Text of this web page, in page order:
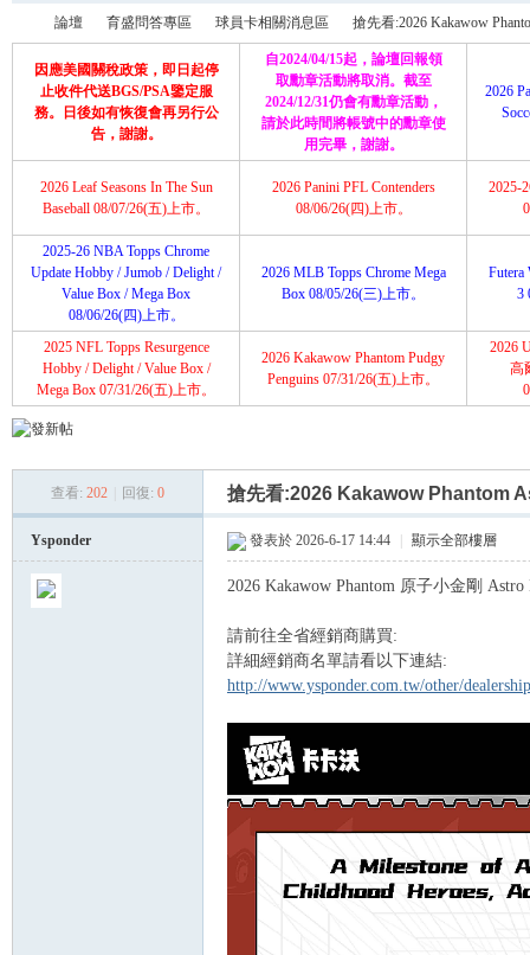
»
論壇
›
育盛問答專區
›
球員卡相關消息區
›
搶先看:2026 Kakawow
因應美國關稅政策，即日起停
止收件代送BGS/PSA鑒定服
務。日後如有恢復會再另行公
告，謝謝。
自2024/04/15起，論壇回報領
取勳章活動將取消。截至
2024/12/31仍會有勳章活動，
請於此時間將帳號中的勳章使
用完畢，謝謝。
2026
2026 Leaf Seasons In The Sun
Baseball 08/07/26(五)上市。
2026 Panini PFL Contenders
08/06/26(四)上市。
2025-
2025-26 NBA Topps Chrome
Update Hobby / Jumob / Delight /
Value Box / Mega Box
08/06/26(四)上市。
2026 MLB Topps Chrome Mega
Box 08/05/26(三)上市。
Futera
3
2025 NFL Topps Resurgence
Hobby / Delight / Value Box /
Mega Box 07/31/26(五)上市。
2026 Kakawow Phantom Pudgy
Penguins 07/31/26(五)上市。
2026
高
查看: 202 回復: 0 搶先看:2026 Kakawow Phantom
Ysponder 發表於 2026-6-17 14:44 顯示全部樓層
2026 Kakawow Phantom 原子小金剛
請前往全省經銷商購買:
詳細經銷商名單請看以下連結:
http://www.ysponder.com.tw/other/